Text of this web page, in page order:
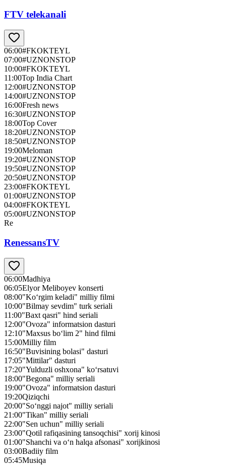
FTV telekanali
06:00#FKOKTEYL
07:00#UZNONSTOP
10:00#FKOKTEYL
11:00Top India Chart
12:00#UZNONSTOP
14:00#UZNONSTOP
16:00Fresh news
16:30#UZNONSTOP
18:00Top Cover
18:20#UZNONSTOP
18:50#UZNONSTOP
19:00Meloman
19:20#UZNONSTOP
19:50#UZNONSTOP
20:50#UZNONSTOP
23:00#FKOKTEYL
01:00#UZNONSTOP
04:00#FKOKTEYL
05:00#UZNONSTOP
Re
RenessansTV
06:00Madhiya
06:05Elyor Meliboyev konserti
08:00"Ko‘rgim keladi" milliy filmi
10:00"Bilmay sevdim" turk seriali
11:00"Baxt qasri" hind seriali
12:00"Ovoza" informatsion dasturi
12:10"Maxsus bo‘lim 2" hind filmi
15:00Milliy film
16:50"Buvisining bolasi" dasturi
17:05"Mittilar" dasturi
17:20"Yulduzli oshxona" ko‘rsatuvi
18:00"Begona" milliy seriali
19:00"Ovoza" informatsion dasturi
19:20Qiziqchi
20:00"So‘nggi najot" milliy seriali
21:00"Tikan" milliy seriali
22:00"Sen uchun" milliy seriali
23:00"Qotil rafiqasining tansoqchisi" xorij kinosi
01:00"Shanchi va o‘n halqa afsonasi" xorijkinosi
03:00Badiiy film
05:45Musiqa